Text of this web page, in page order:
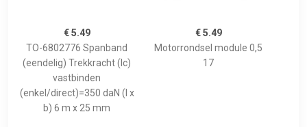
€ 5.49
TO-6802776 Spanband
(eendelig) Trekkracht (lc)
vastbinden
(enkel/direct)=350 daN (l x
b) 6 m x 25 mm
€ 5.49
Motorrondsel module 0,5
17